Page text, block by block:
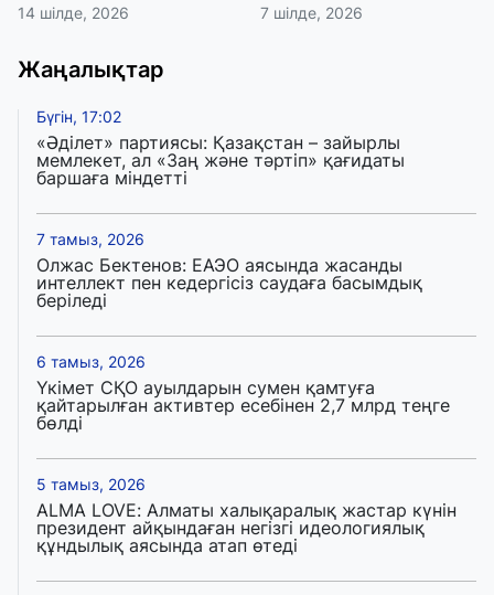
14 шілде, 2026
7 шілде, 2026
Жаңалықтар
Бүгін, 17:02
«Әділет» партиясы: Қазақстан – зайырлы
мемлекет, ал «Заң және тәртіп» қағидаты
баршаға міндетті
7 тамыз, 2026
Олжас Бектенов: ЕАЭО аясында жасанды
интеллект пен кедергісіз саудаға басымдық
беріледі
6 тамыз, 2026
Үкімет СҚО ауылдарын сумен қамтуға
қайтарылған активтер есебінен 2,7 млрд теңге
бөлді
5 тамыз, 2026
ALMA LOVE: Алматы халықаралық жастар күнін
президент айқындаған негізгі идеологиялық
құндылық аясында атап өтеді